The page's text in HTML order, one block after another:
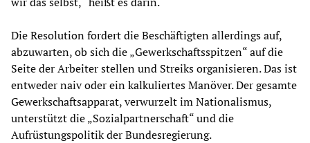
Die Resolution fordert die Beschäftigten allerdings auf,
abzuwarten, ob sich die „Gewerkschaftsspitzen“ auf die
Seite der Arbeiter stellen und Streiks organisieren. Das ist
entweder naiv oder ein kalkuliertes Manöver. Der gesamte
Gewerkschaftsapparat, verwurzelt im Nationalismus,
unterstützt die „Sozialpartnerschaft“ und die
Aufrüstungspolitik der Bundesregierung.